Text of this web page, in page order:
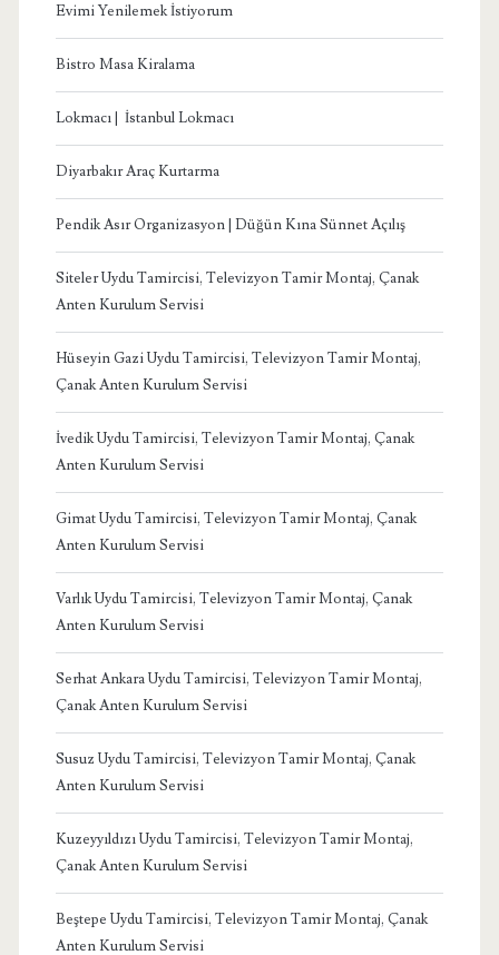
Evimi Yenilemek İstiyorum
Bistro Masa Kiralama
Lokmacı | İstanbul Lokmacı
Diyarbakır Araç Kurtarma
Pendik Asır Organizasyon | Düğün Kına Sünnet Açılış
Siteler Uydu Tamircisi, Televizyon Tamir Montaj, Çanak
Anten Kurulum Servisi
Hüseyin Gazi Uydu Tamircisi, Televizyon Tamir Montaj,
Çanak Anten Kurulum Servisi
İvedik Uydu Tamircisi, Televizyon Tamir Montaj, Çanak
Anten Kurulum Servisi
Gimat Uydu Tamircisi, Televizyon Tamir Montaj, Çanak
Anten Kurulum Servisi
Varlık Uydu Tamircisi, Televizyon Tamir Montaj, Çanak
Anten Kurulum Servisi
Serhat Ankara Uydu Tamircisi, Televizyon Tamir Montaj,
Çanak Anten Kurulum Servisi
Susuz Uydu Tamircisi, Televizyon Tamir Montaj, Çanak
Anten Kurulum Servisi
Kuzeyyıldızı Uydu Tamircisi, Televizyon Tamir Montaj,
Çanak Anten Kurulum Servisi
Beştepe Uydu Tamircisi, Televizyon Tamir Montaj, Çanak
Anten Kurulum Servisi